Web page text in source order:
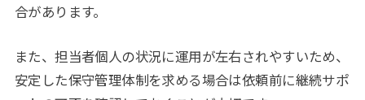
合があります。
また、担当者個人の状況に運用が左右されやすいため、
安定した保守管理体制を求める場合は依頼前に継続サポ